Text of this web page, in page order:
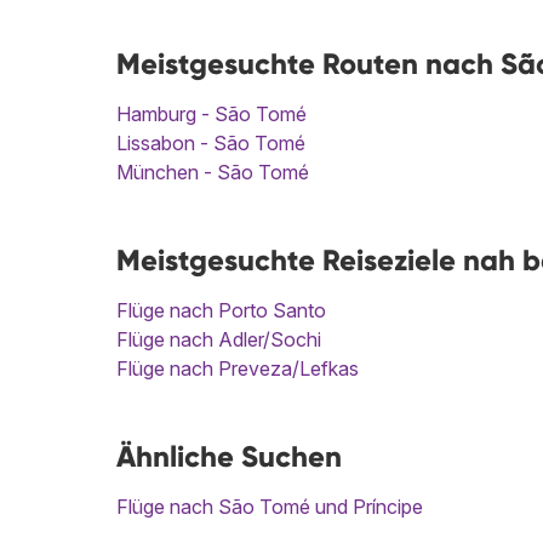
Meistgesuchte Routen nach
Hamburg - São Tomé
Lissabon - São Tomé
München - São Tomé
Meistgesuchte Reiseziele nah
Flüge nach Porto Santo
Flüge nach Adler/Sochi
Flüge nach Preveza/Lefkas
Ähnliche Suchen
Flüge nach São Tomé und Príncipe